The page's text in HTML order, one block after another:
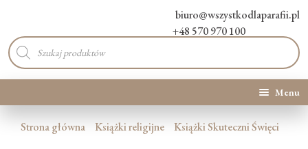
biuro@wszystkodlaparafii.pl
+48 570 970 100
Wyszukiwarka
produktów
Menu
Kategorie produktów
Strona główna Książki religijne Książki Skuteczni Święci